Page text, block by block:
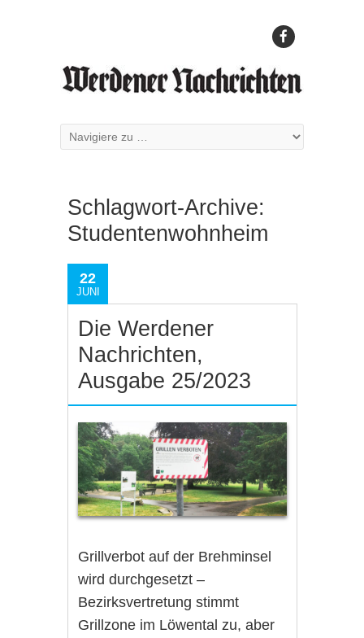
Schlagwort-Archive:
Studentenwohnheim
22
JUNI
Die Werdener
Nachrichten,
Ausgabe 25/2023
Grillverbot auf der Brehminsel
wird durchgesetzt –
Bezirksvertretung stimmt
Grillzone im Löwental zu, aber